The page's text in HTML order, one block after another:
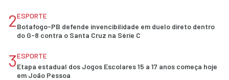
2ESPORTE
Botafogo-PB defende invencibilidade em duelo direto dentro
do G-8 contra o Santa Cruz na Série C
3ESPORTE
Etapa estadual dos Jogos Escolares 15 a 17 anos começa hoje
em João Pessoa